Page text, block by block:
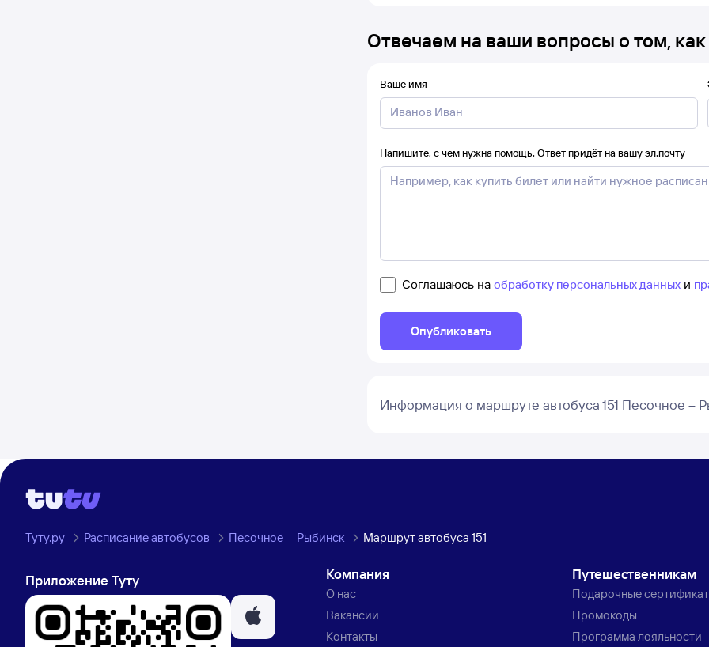
Отвечаем на ваши вопросы о том, как
Ваше имя
Напишите, с чем нужна помощь. Ответ придёт на вашу эл.почту
Соглашаюсь на обработку персональных данных и
Опубликовать
Информация о маршруте автобуса 151 Песочное –
Туту.ру Расписание автобусов Песочное — Рыбинск Маршрут автобуса 151
Приложение Туту Компания
О нас
Вакансии
Контакты
Путешественникам
Подарочные
Промокоды
Программа лояльности